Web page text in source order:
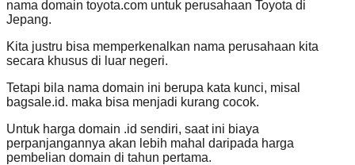
nama domain toyota.com untuk perusahaan Toyota di
Jepang.
Kita justru bisa memperkenalkan nama perusahaan kita
secara khusus di luar negeri.
Tetapi bila nama domain ini berupa kata kunci, misal
bagsale.id. maka bisa menjadi kurang cocok.
Untuk harga domain .id sendiri, saat ini biaya
perpanjangannya akan lebih mahal daripada harga
pembelian domain di tahun pertama.